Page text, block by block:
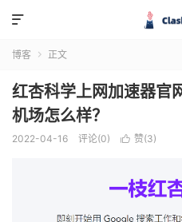

博客  正文
红杏科学上网加速器官
机场怎么样？
2022-04-16 评论(0)  赞(3)